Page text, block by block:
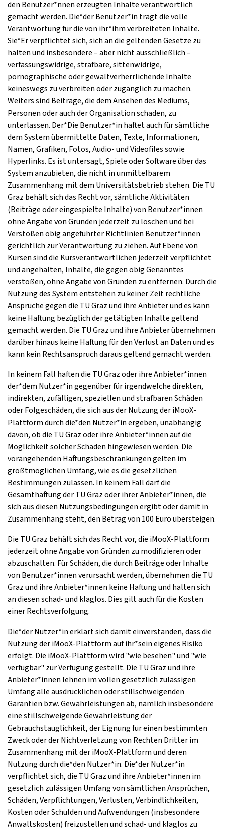
den Benutzer*nnen erzeugten Inhalte verantwortlich
gemacht werden. Die*der Benutzer*in trägt die volle
Verantwortung für die von ihr*ihm verbreiteten Inhalte.
Sie*Er verpflichtet sich, sich an die geltenden Gesetze zu
halten und insbesondere – aber nicht ausschließlich –
verfassungswidrige, strafbare, sittenwidrige,
pornographische oder gewaltverherrlichende Inhalte
keineswegs zu verbreiten oder zugänglich zu machen.
Weiters sind Beiträge, die dem Ansehen des Mediums,
Personen oder auch der Organisation schaden, zu
unterlassen. Der*Die Benutzer*in haftet auch für sämtliche
dem System übermittelte Daten, Texte, Informationen,
Namen, Grafiken, Fotos, Audio- und Videofiles sowie
Hyperlinks. Es ist untersagt, Spiele oder Software über das
System anzubieten, die nicht in unmittelbarem
Zusammenhang mit dem Universitätsbetrieb stehen. Die TU
Graz behält sich das Recht vor, sämtliche Aktivitäten
(Beiträge oder eingespielte Inhalte) von Benutzer*innen
ohne Angabe von Gründen jederzeit zu löschen und bei
Verstößen obig angeführter Richtlinien Benutzer*innen
gerichtlich zur Verantwortung zu ziehen. Auf Ebene von
Kursen sind die Kursverantwortlichen jederzeit verpflichtet
und angehalten, Inhalte, die gegen obig Genanntes
verstoßen, ohne Angabe von Gründen zu entfernen. Durch die
Nutzung des System entstehen zu keiner Zeit rechtliche
Ansprüche gegen die TU Graz und ihre Anbieter und es kann
keine Haftung bezüglich der getätigten Inhalte geltend
gemacht werden. Die TU Graz und ihre Anbieter übernehmen
darüber hinaus keine Haftung für den Verlust an Daten und es
kann kein Rechtsanspruch daraus geltend gemacht werden.
In keinem Fall haften die TU Graz oder ihre Anbieter*innen
der*dem Nutzer*in gegenüber für irgendwelche direkten,
indirekten, zufälligen, speziellen und strafbaren Schäden
oder Folgeschäden, die sich aus der Nutzung der iMooX-
Plattform durch die*den Nutzer*in ergeben, unabhängig
davon, ob die TU Graz oder ihre Anbieter*innen auf die
Möglichkeit solcher Schäden hingewiesen werden. Die
vorangehenden Haftungsbeschränkungen gelten im
größtmöglichen Umfang, wie es die gesetzlichen
Bestimmungen zulassen. In keinem Fall darf die
Gesamthaftung der TU Graz oder ihrer Anbieter*innen, die
sich aus diesen Nutzungsbedingungen ergibt oder damit in
Zusammenhang steht, den Betrag von 100 Euro übersteigen.
Die TU Graz behält sich das Recht vor, die iMooX-Plattform
jederzeit ohne Angabe von Gründen zu modifizieren oder
abzuschalten. Für Schäden, die durch Beiträge oder Inhalte
von Benutzer*innen verursacht werden, übernehmen die TU
Graz und ihre Anbieter*innen keine Haftung und halten sich
an diesen schad- und klaglos. Dies gilt auch für die Kosten
einer Rechtsverfolgung.
Die*der Nutzer*in erklärt sich damit einverstanden, dass die
Nutzung der iMooX-Plattform auf ihr*sein eigenes Risiko
erfolgt. Die iMooX-Plattform wird "wie besehen" und "wie
verfügbar" zur Verfügung gestellt. Die TU Graz und ihre
Anbieter*innen lehnen im vollen gesetzlich zulässigen
Umfang alle ausdrücklichen oder stillschweigenden
Garantien bzw. Gewährleistungen ab, nämlich insbesondere
eine stillschweigende Gewährleistung der
Gebrauchstauglichkeit, der Eignung für einen bestimmten
Zweck oder der Nichtverletzung von Rechten Dritter im
Zusammenhang mit der iMooX-Plattform und deren
Nutzung durch die*den Nutzer*in. Die*der Nutzer*in
verpflichtet sich, die TU Graz und ihre Anbieter*innen im
gesetzlich zulässigen Umfang von sämtlichen Ansprüchen,
Schäden, Verpflichtungen, Verlusten, Verbindlichkeiten,
Kosten oder Schulden und Aufwendungen (insbesondere
Anwaltskosten) freizustellen und schad- und klaglos zu